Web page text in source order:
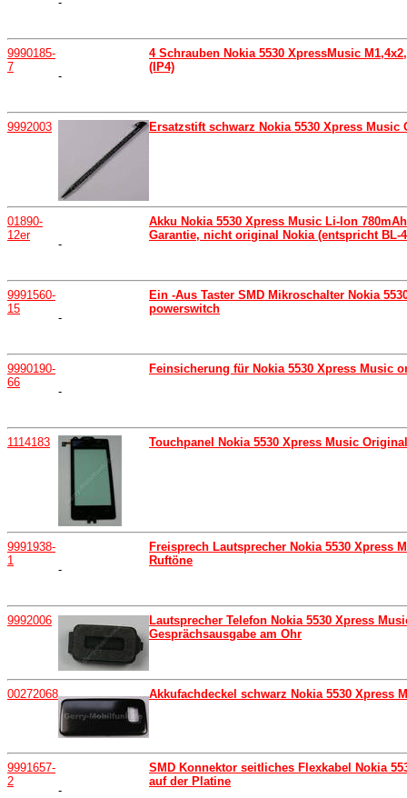
9990185-
7
-
4 Schrauben Nokia 5530 XpressMusic
(IP4)
9992003 Ersatzstift schwarz Nokia 5530 Xpress
01890-
12er
-
Akku Nokia 5530 Xpress Music Li-Ion
Garantie, nicht original Nokia (entspricht BL-
9991560-
15
-
Ein -Aus Taster SMD Mikroschalter Nokia
powerswitch
9990190-
66
-
Feinsicherung für Nokia 5530 Xpress Music
1114183 Touchpanel Nokia 5530 Xpress Music
9991938-
1
-
Freisprech Lautsprecher Nokia 5530 Xpress
Ruftöne
9992006
Lautsprecher Telefon Nokia 5530 Xpress
Gesprächsausgabe am Ohr
00272068 Akkufachdeckel schwarz Nokia 5530 Xpress
9991657-
2
-
SMD Konnektor seitliches Flexkabel Nokia
auf der Platine